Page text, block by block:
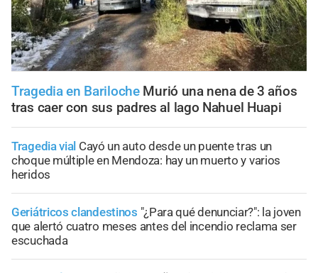
Tragedia en Bariloche Murió una nena de 3 años
tras caer con sus padres al lago Nahuel Huapi
Tragedia vial Cayó un auto desde un puente tras un
choque múltiple en Mendoza: hay un muerto y varios
heridos
Geriátricos clandestinos "¿Para qué denunciar?": la joven
que alertó cuatro meses antes del incendio reclama ser
escuchada